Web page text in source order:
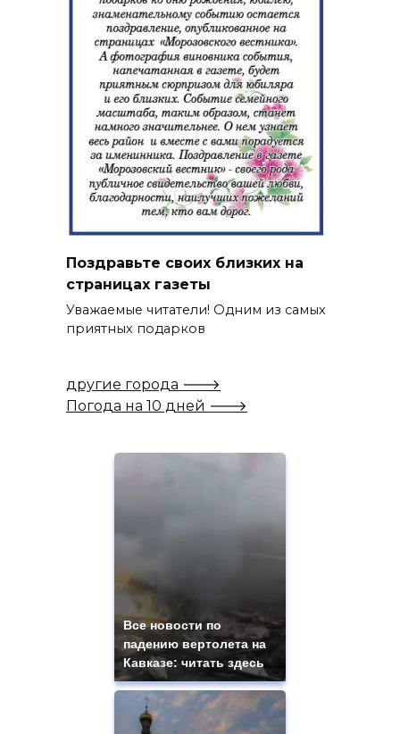
Поздравьте своих близких на
страницах газеты
Уважаемые читатели! Одним из самых
приятных подарков
другие города 🡒
Погода на 10 дней 🡒
Все новости по
падению вертолета на
Кавказе: читать здесь